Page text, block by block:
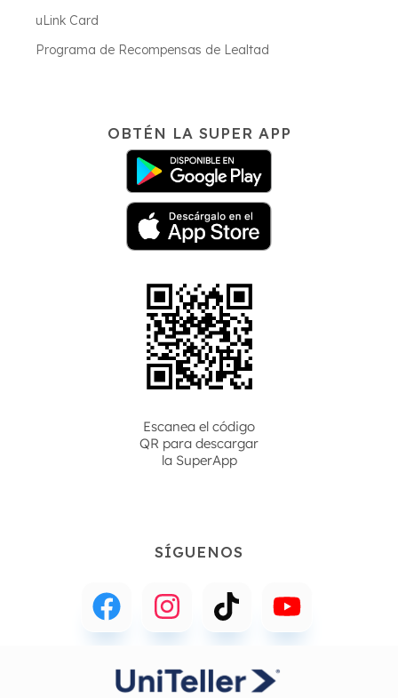
uLink Card
Programa de Recompensas de Lealtad
OBTÉN LA SUPER APP
Escanea el código
QR para descargar
la SuperApp
SÍGUENOS